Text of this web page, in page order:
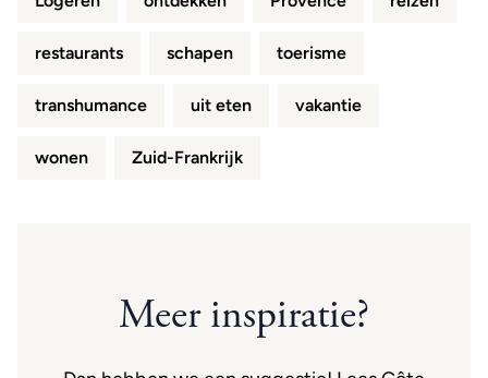
restaurants schapen toerisme
transhumance uit eten vakantie
wonen Zuid-Frankrijk
Meer inspiratie?